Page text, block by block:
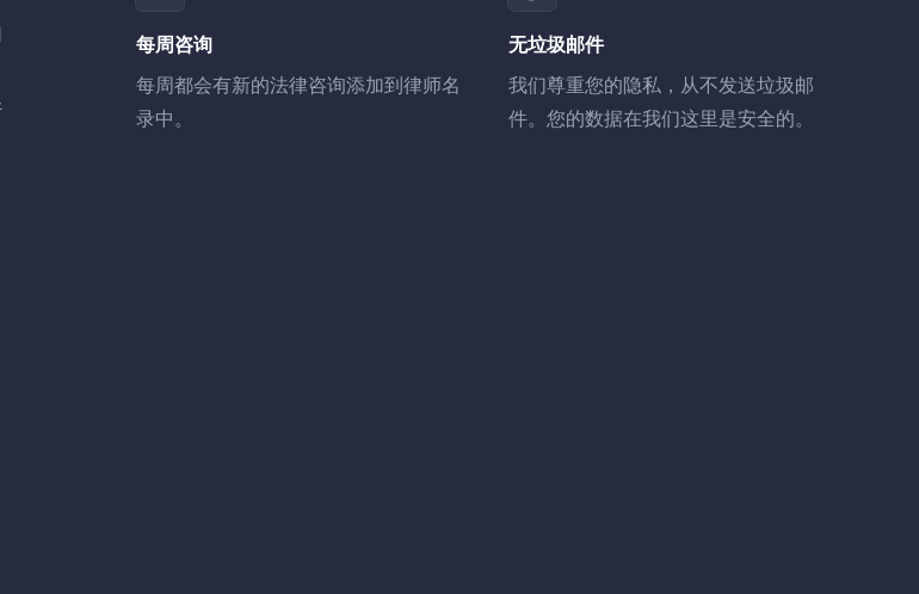
每周咨询
每周都会有新的法律咨询添加到律师名
录中。
无垃圾邮件
我们尊重您的隐私，从不发送垃圾邮
件。您的数据在我们这里是安全的。